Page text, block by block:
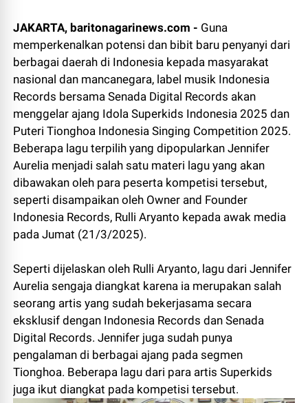
JAKARTA, baritonagarinews.com - Guna
memperkenalkan potensi dan bibit baru penyanyi dari
berbagai daerah di Indonesia kepada masyarakat
nasional dan mancanegara, label musik Indonesia
Records bersama Senada Digital Records akan
menggelar ajang Idola Superkids Indonesia 2025 dan
Puteri Tionghoa Indonesia Singing Competition 2025.
Beberapa lagu terpilih yang dipopularkan Jennifer
Aurelia menjadi salah satu materi lagu yang akan
dibawakan oleh para peserta kompetisi tersebut,
seperti disampaikan oleh Owner and Founder
Indonesia Records, Rulli Aryanto kepada awak media
pada Jumat (21/3/2025).
Seperti dijelaskan oleh Rulli Aryanto, lagu dari Jennifer
Aurelia sengaja diangkat karena ia merupakan salah
seorang artis yang sudah bekerjasama secara
eksklusif dengan Indonesia Records dan Senada
Digital Records. Jennifer juga sudah punya
pengalaman di berbagai ajang pada segmen
Tionghoa. Beberapa lagu dari para artis Superkids
juga ikut diangkat pada kompetisi tersebut.